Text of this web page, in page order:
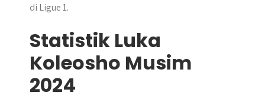
di Ligue 1.
Statistik Luka
Koleosho Musim
2024